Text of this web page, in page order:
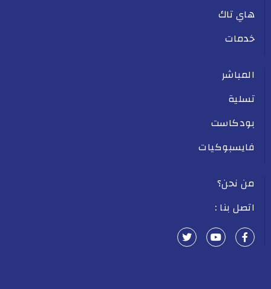
هاي تاك
خدمات
المباشر
تسلية
بودكاست
فايسبوكيات
من نحن؟
اتصل بنا :